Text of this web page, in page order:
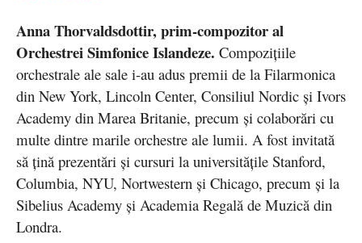
Anna Thorvaldsdottir, prim-compozitor al
Orchestrei Simfonice Islandeze. Compozițiile
orchestrale ale sale i-au adus premii de la Filarmonica
din New York, Lincoln Center, Consiliul Nordic și Ivors
Academy din Marea Britanie, precum și colaborări cu
multe dintre marile orchestre ale lumii. A fost invitată
să țină prezentări și cursuri la universitățile Stanford,
Columbia, NYU, Nortwestern și Chicago, precum și la
Sibelius Academy și Academia Regală de Muzică din
Londra.